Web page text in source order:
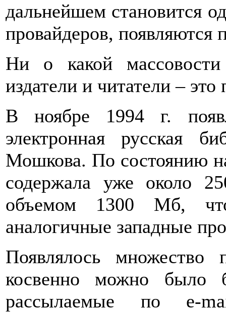
дальнейшем становится
провайдеров, появляются
Ни о какой
издатели и читатели –
В ноябре 1994 г.
электронная русская
Мошкова. По состоянию
содержала уже около
объемом 1300 Мб,
аналогичные западные
Появлялось множество
косвенно можно
рассылаемые по e-